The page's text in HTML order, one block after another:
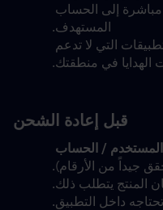
المستهدف.
الهدايا في منطقتك.
قبل إعادة الشحن
جيداً من الأرقام).
المنتج يتطلب ذلك.
داخل التطبيق.